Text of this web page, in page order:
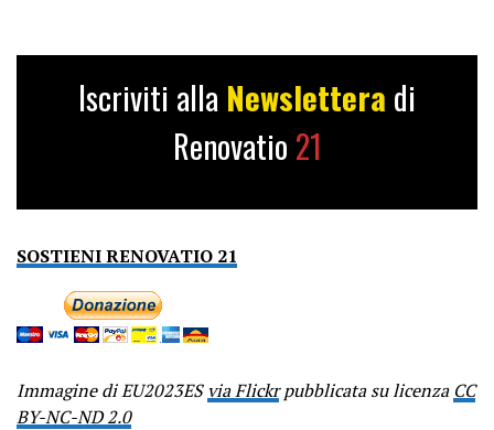
Iscriviti alla Newslettera di
Renovatio 21
SOSTIENI RENOVATIO 21
Immagine di EU2023ESvia Flickrpubblicata su licenza CC
BY-NC-ND 2.0